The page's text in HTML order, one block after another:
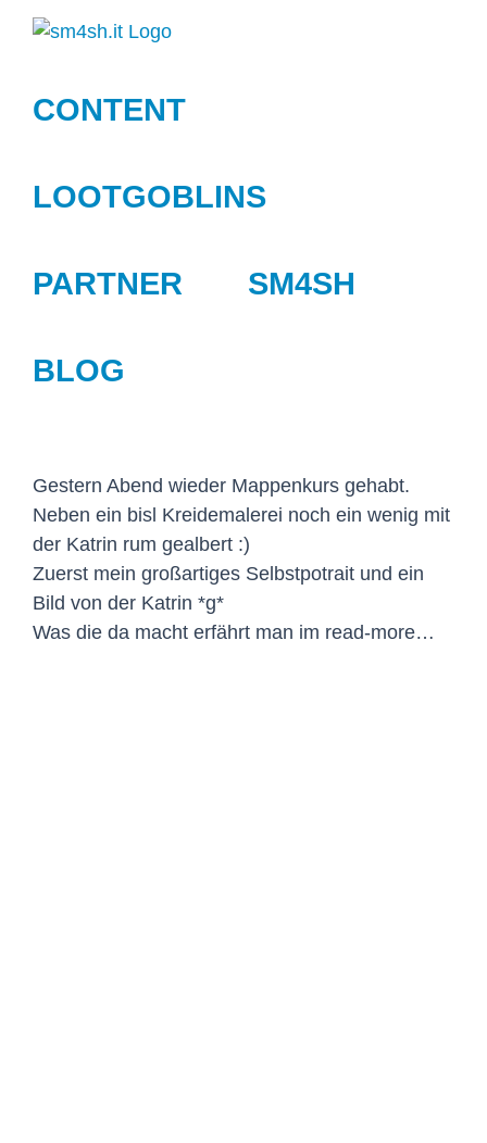
Zum
CONTENT
LOOTGOBLINS
PARTNER SM4SH
BLOG
Gestern Abend wieder Mappenkurs gehabt.
Neben ein bisl Kreidemalerei noch ein wenig mit
der Katrin rum gealbert :)
Zuerst mein großartiges Selbstpotrait und ein
Bild von der Katrin *g*
Was die da macht erfährt man im read-more…